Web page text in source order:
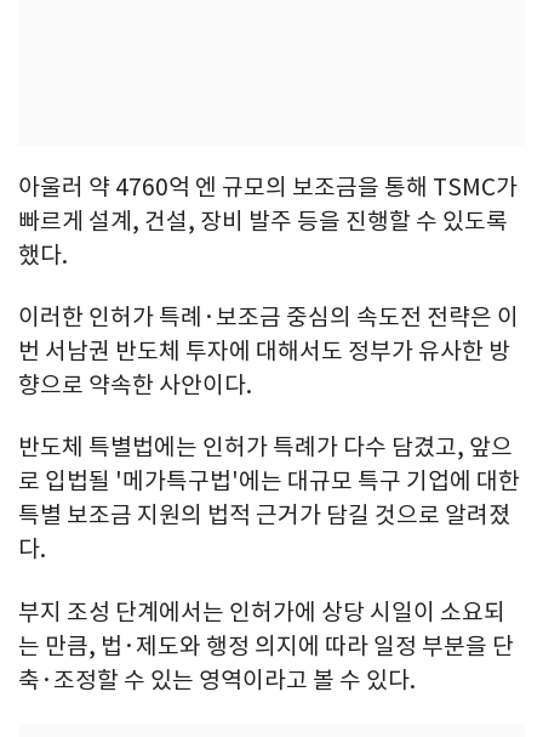
아울러 약 4760억 엔 규모의 보조금을 통해 TSMC가
빠르게 설계, 건설, 장비 발주 등을 진행할 수 있도록
했다.
이러한 인허가 특례·보조금 중심의 속도전 전략은 이
번 서남권 반도체 투자에 대해서도 정부가 유사한 방
향으로 약속한 사안이다.
반도체 특별법에는 인허가 특례가 다수 담겼고, 앞으
로 입법될 '메가특구법'에는 대규모 특구 기업에 대한
특별 보조금 지원의 법적 근거가 담길 것으로 알려졌
다.
부지 조성 단계에서는 인허가에 상당 시일이 소요되
는 만큼, 법·제도와 행정 의지에 따라 일정 부분을 단
축·조정할 수 있는 영역이라고 볼 수 있다.